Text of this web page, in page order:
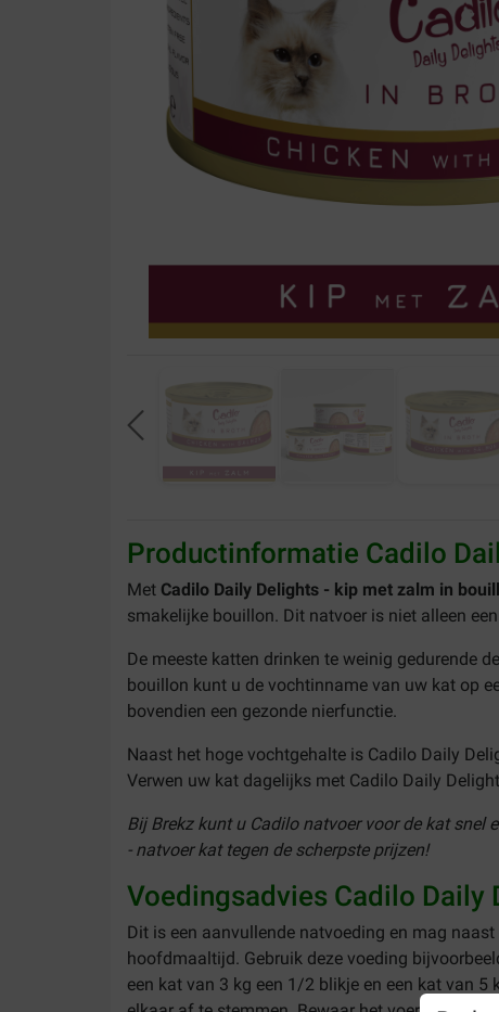
Productinformatie Cadilo
Met Cadilo Daily Delights - kip met zalm in
smakelijke bouillon. Dit natvoer is niet alleen
De meeste katten drinken te weinig gedurende
bouillon kunt u de vochtinname van uw kat op
bovendien een gezonde nierfunctie.
Naast het hoge vochtgehalte is Cadilo Daily
Verwen uw kat dagelijks met Cadilo Daily
Bij Brekz kunt u Cadilo natvoer voor de kat
- natvoer kat tegen de scherpste prijzen!
Voedingsadvies Cadilo
Dit is een aanvullende natvoeding en mag
hoofdmaaltijd. Gebruik deze voeding
een kat van 3 kg een 1/2 blikje en een kat van